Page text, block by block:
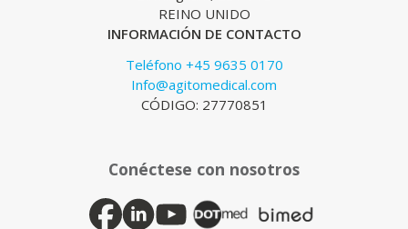
REINO UNIDO
INFORMACIÓN DE CONTACTO
Teléfono +45 9635 0170
Info@agitomedical.com
CÓDIGO: 27770851
Conéctese con nosotros